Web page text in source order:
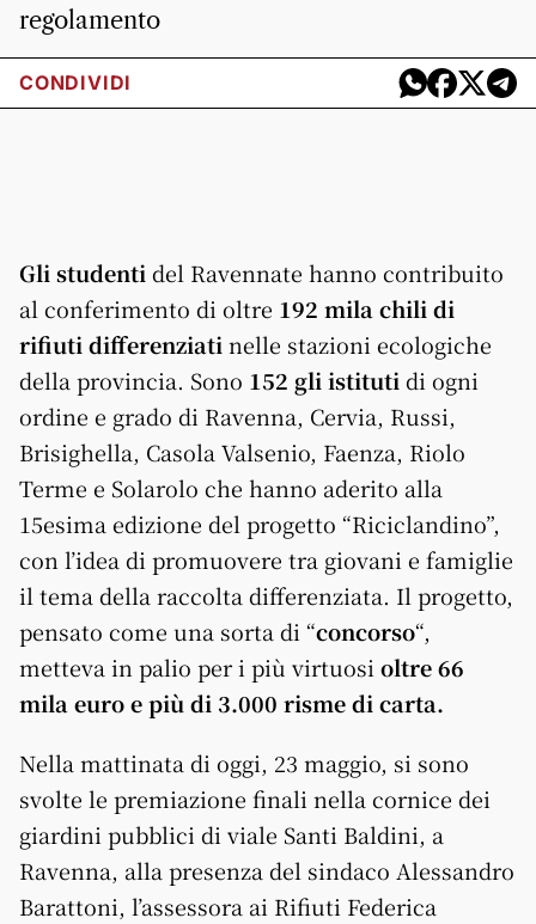
regolamento
CONDIVIDI
Gli studenti del Ravennate hanno contribuito
al conferimento di oltre 192 mila chili di
rifiuti differenziati nelle stazioni ecologiche
della provincia. Sono 152 gli istituti di ogni
ordine e grado di Ravenna, Cervia, Russi,
Brisighella, Casola Valsenio, Faenza, Riolo
Terme e Solarolo che hanno aderito alla
15esima edizione del progetto “Riciclandino”,
con l’idea di promuovere tra giovani e famiglie
il tema della raccolta differenziata. Il progetto,
pensato come una sorta di “concorso“,
metteva in palio per i più virtuosi oltre 66
mila euro e più di 3.000 risme di carta.
Nella mattinata di oggi, 23 maggio, si sono
svolte le premiazione finali nella cornice dei
giardini pubblici di viale Santi Baldini, a
Ravenna, alla presenza del sindaco Alessandro
Barattoni, l’assessora ai Rifiuti Federica